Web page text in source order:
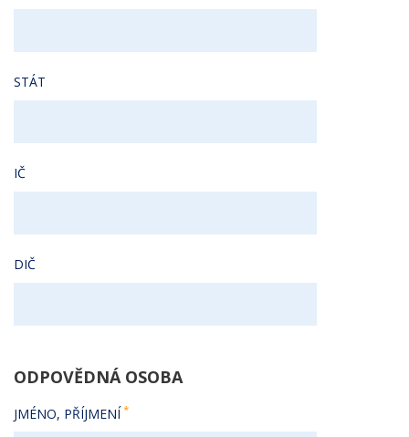
STÁT
IČ
DIČ
ODPOVĚDNÁ OSOBA
JMÉNO, PŘÍJMENÍ